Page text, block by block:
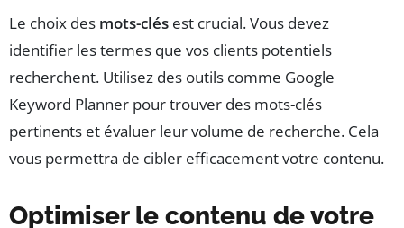
Le choix des mots-clés est crucial. Vous devez
identifier les termes que vos clients potentiels
recherchent. Utilisez des outils comme Google
Keyword Planner pour trouver des mots-clés
pertinents et évaluer leur volume de recherche. Cela
vous permettra de cibler efficacement votre contenu.
Optimiser le contenu de votre